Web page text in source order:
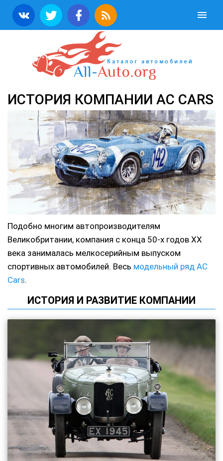
ИСТОРИЯ КОМПАНИИ AC CARS
Подобно многим автопроизводителям
Великобритании, компания с конца 50-х годов ХХ
века занималась мелкосерийным выпуском
спортивных автомобилей. Весь модельный ряд AC
Cars.
ИСТОРИЯ И РАЗВИТИЕ КОМПАНИИ